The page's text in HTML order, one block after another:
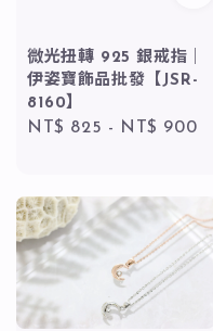
微光扭轉 925 銀戒指｜
伊姿寶飾品批發【JSR-
8160】
Regular
NT$ 825 - NT$ 900